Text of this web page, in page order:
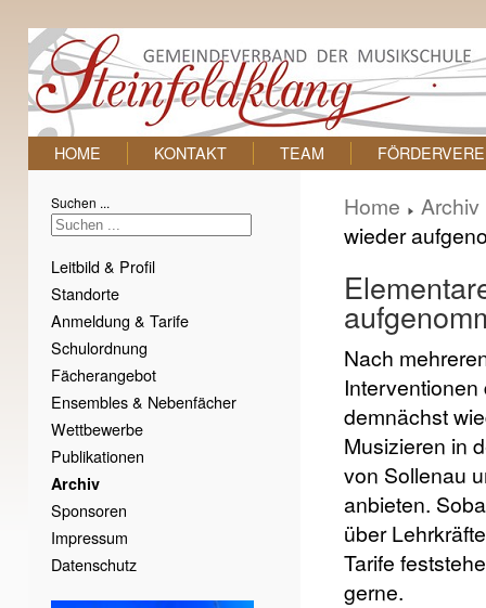
HOME KONTAKT TEAM
Suchen ...
Leitbild & Profil
Standorte
Anmeldung & Tarife
Schulordnung
Fächerangebot
Ensembles & Nebenfächer
Wettbewerbe
Publikationen
Archiv
Sponsoren
Impressum
Datenschutz
Home
Archiv
wieder
Nach
Interventionen
demnächst
Musizieren in
von Sollenau
anbieten.
über
Tarife
gerne.